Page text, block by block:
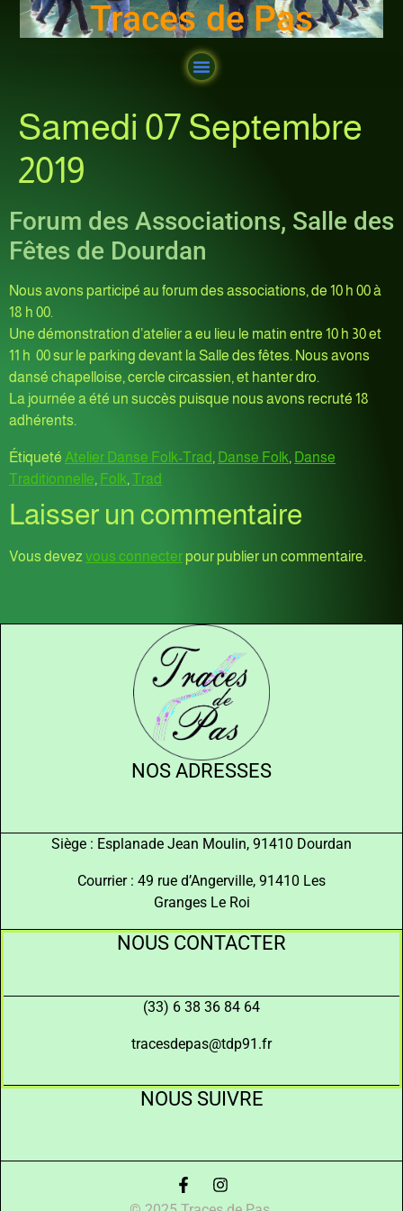
Traces de Pas
Samedi 07 Septembre
2019
Forum des Associations, Salle des
Fêtes de Dourdan
Nous avons participé au forum des associations, de 10 h 00 à
18 h 00.
Une démonstration d’atelier a eu lieu le matin entre 10 h 30 et
11 h 00 sur le parking devant la Salle des fêtes. Nous avons
dansé chapelloise, cercle circassien, et hanter dro.
La journée a été un succès puisque nous avons recruté 18
adhérents.
Étiqueté Atelier Danse Folk-Trad, Danse Folk, Danse
Traditionnelle, Folk, Trad
Laisser un commentaire
Vous devez vous connecterpour publier un commentaire.
NOS ADRESSES
Siège : Esplanade Jean Moulin, 91410 Dourdan
Courrier : 49 rue d’Angerville, 91410 Les
Granges Le Roi
NOUS CONTACTER
(33) 6 38 36 84 64
tracesdepas@tdp91.fr
NOUS SUIVRE